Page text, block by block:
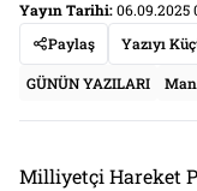
Yayın Tarihi:06.09.2025
Paylaş
Yazıyı
GÜNÜN YAZILARI
Milliyetçi Hareket